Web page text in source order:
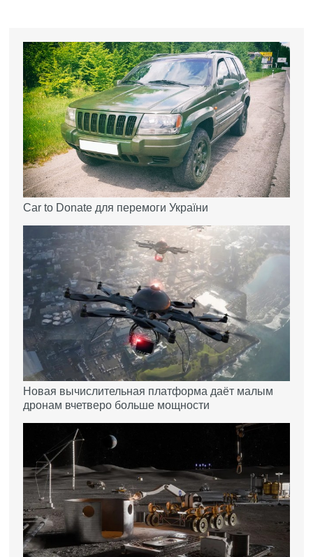
Car to Donate для перемоги України
Новая вычислительная платформа даёт малым
дронам вчетверо больше мощности